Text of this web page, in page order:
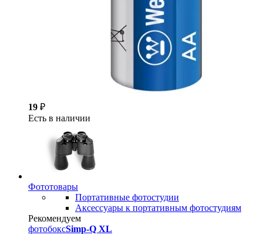
19 ₽
Есть в наличии
Фототовары
Портативные фотостудии
Аксессуары к портативным фотостудиям
Рекомендуем
фотобоксSimp-Q XL